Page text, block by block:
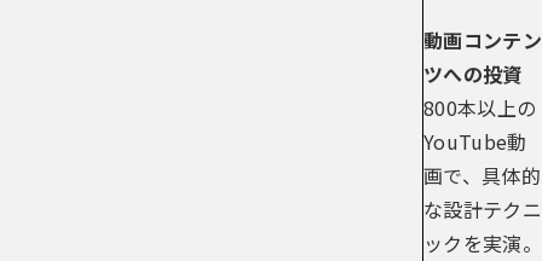
動画コンテン
ツへの投資
800本以上の
YouTube動
画で、具体的
な設計テクニ
ックを実演。